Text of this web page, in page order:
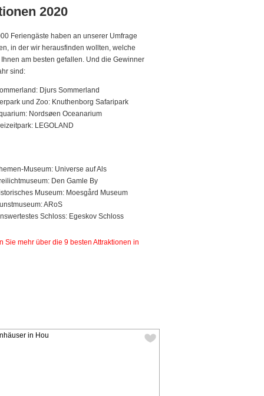
2020
Feriengäste haben an unserer Umfrage
in der wir herausfinden wollten, welche
am besten gefallen. Und die Gewinner
sind:
Djurs Sommerland
und Zoo: Knuthenborg Safaripark
Nordsøen Oceanarium
LEGOLAND
Museum: Universe auf Als
Den Gamle By
Museum: Moesgård Museum
ARoS
Schloss: Egeskov Schloss
Sie mehr über die 9 besten Attraktionen in